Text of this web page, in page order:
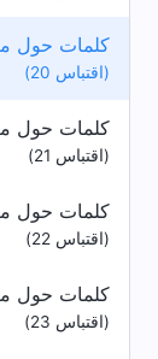
كلمات حول
(اقتباس 20)
كلمات حول
(اقتباس 21)
كلمات حول
(اقتباس 22)
كلمات حول
(اقتباس 23)